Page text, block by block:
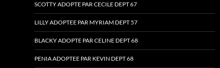
SCOTTY ADOPTE PAR CECILE DEPT 67
LILLY ADOPTEE PAR MYRIAM DEPT 57
BLACKY ADOPTE PAR CELINE DEPT 68
PENIA ADOPTEE PAR KEVIN DEPT 68